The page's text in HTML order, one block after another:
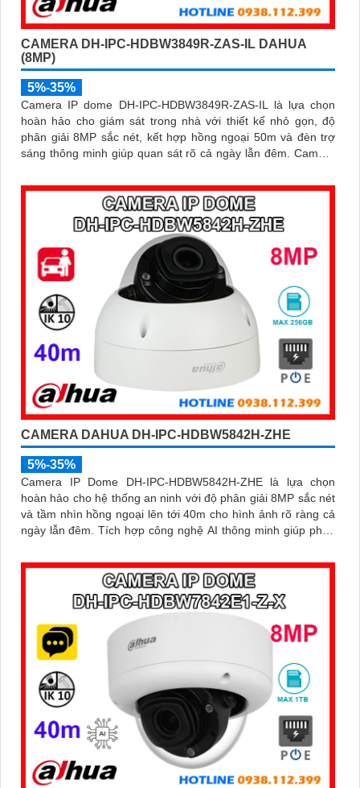
CAMERA DH-IPC-HDBW3849R-ZAS-IL DAHUA
(8MP)
5%-35%
Camera IP dome DH-IPC-HDBW3849R-ZAS-IL là lựa chọn
hoàn hảo cho giám sát trong nhà với thiết kế nhỏ gọn, độ
phân giải 8MP sắc nét, kết hợp hồng ngoại 50m và đèn trợ
sáng thông minh giúp quan sát rõ cả ngày lẫn đêm. Camera
công nghệ phân biệt người và phương tiện, nâng cao độ
chính xác trong cảnh báo, hỗ trợ POE tiện lợi
CAMERA DAHUA DH-IPC-HDBW5842H-ZHE
5%-35%
Camera IP Dome DH-IPC-HDBW5842H-ZHE là lựa chọn
hoàn hảo cho hệ thống an ninh với độ phân giải 8MP sắc nét
và tầm nhìn hồng ngoại lên tới 40m cho hình ảnh rõ ràng cả
ngày lẫn đêm. Tích hợp công nghệ AI thông minh giúp phân
báo sai, đi kèm khe cắm thẻ nhớ 256GB lưu trữ lâu dài, hỗ
trợ POE tiện lợi và mức giá phải chăng